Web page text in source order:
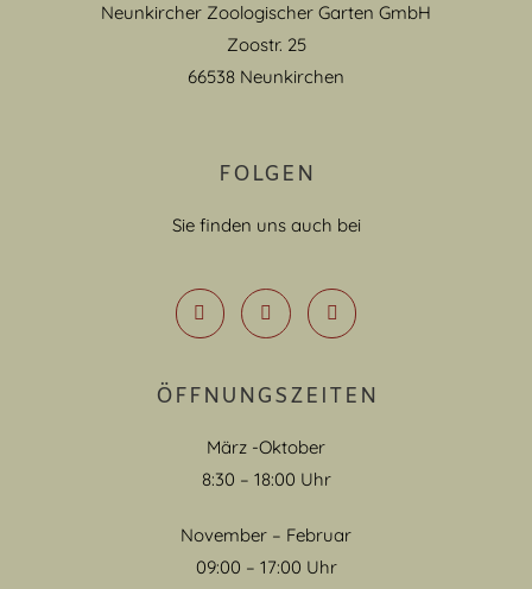
Neunkircher Zoologischer Garten GmbH
Zoostr. 25
66538 Neunkirchen
FOLGEN
Sie finden uns auch bei
ÖFFNUNGSZEITEN
März -Oktober
8:30 – 18:00 Uhr
November – Februar
09:00 – 17:00 Uhr